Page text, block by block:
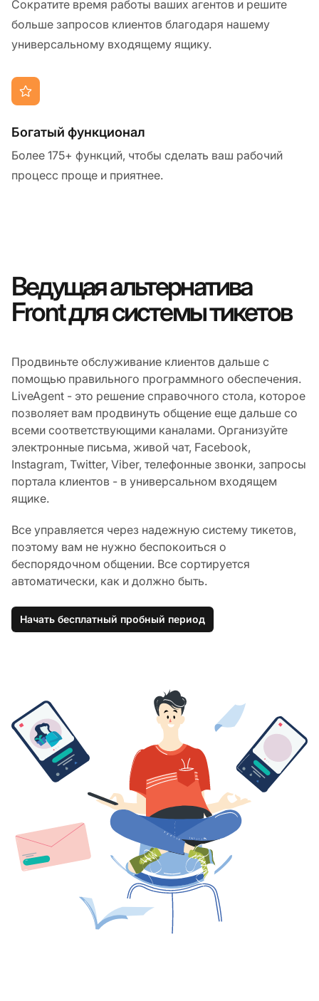
Сократите время работы ваших агентов и решите
больше запросов клиентов благодаря нашему
универсальному входящему ящику.
Богатый функционал
Более 175+ функций, чтобы сделать ваш рабочий
процесс проще и приятнее.
Ведущая альтернатива
Front для системы тикетов
Продвиньте обслуживание клиентов дальше с
помощью правильного программного обеспечения.
LiveAgent - это решение справочного стола, которое
позволяет вам продвинуть общение еще дальше со
всеми соответствующими каналами. Организуйте
электронные письма, живой чат, Facebook,
Instagram, Twitter, Viber, телефонные звонки, запросы
портала клиентов - в универсальном входящем
ящике.
Все управляется через надежную систему тикетов,
поэтому вам не нужно беспокоиться о
беспорядочном общении. Все сортируется
автоматически, как и должно быть.
Начать бесплатный пробный период